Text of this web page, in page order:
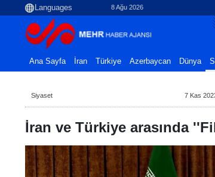
8 Ağu 2026
Ana Sayfa İran Türkiye Azerbaycan Dünya
Siyaset 7 Kas
İran ve Türkiye arasında